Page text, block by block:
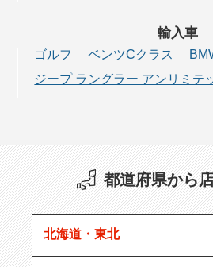
輸入車
ゴルフ ベンツCクラス
ジープ ラングラー アンリミテ
都道府県から
北海道・東北